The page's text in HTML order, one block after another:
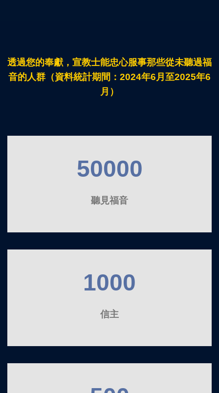
透過您的奉獻，宣教士能忠心服事那些從未聽過福
音的人群（資料統計期間：2024年6月至2025年6
月）
50000
聽見福音
1000
信主